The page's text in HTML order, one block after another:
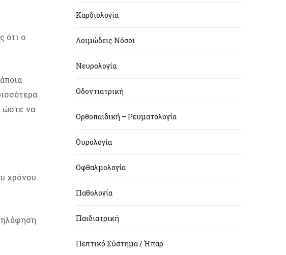
ότι ο
ώστε να
χρόνου.
Καρδιολογία
Λοιμώδεις Νόσοι
Νευρολογία
Οδοντιατρική
Ορθοπαιδική – Ρευματολογία
Ουρολογία
Οφθαλμολογία
Παθολογία
Παιδιατρική
Πεπτικό Σύστημα / Ήπαρ